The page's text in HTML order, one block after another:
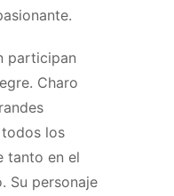
participan
Charo
los
tanto en el
Su personaje